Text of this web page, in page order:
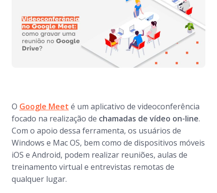
O Google Meet é um aplicativo de videoconferência
focado na realização de chamadas de vídeo on-line.
Com o apoio dessa ferramenta, os usuários de
Windows e Mac OS, bem como de dispositivos móveis
iOS e Android, podem realizar reuniões, aulas de
treinamento virtual e entrevistas remotas de
qualquer lugar.